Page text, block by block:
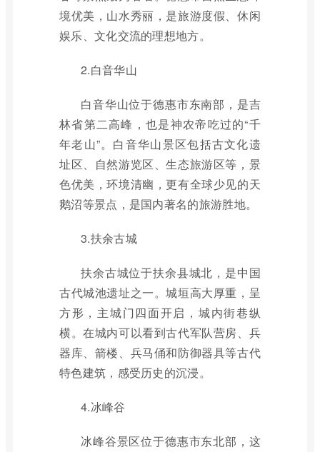
境优美，山水秀丽，是旅游度假、休闲
娱乐、文化交流的理想地方。
2.白音华山
白音华山位于德惠市东南部，是吉
林省第二高峰，也是神农帝吃过的“千
年老山”。白音华山景区包括古文化遗
址区、自然游览区、生态旅游区等，景
色优美，环境清幽，更有全球少见的天
鹅沼等景点，是国内著名的旅游胜地。
3.扶余古城
扶余古城位于扶余县城北，是中国
古代城池遗址之一。城垣高大厚重，呈
方形，主城门四面开启，城内街巷纵
横。在城内可以看到古代军队营房、兵
器库、箭楼、兵马俑和防御器具等古代
特色建筑，感受历史的沉浸。
4.冰峰谷
冰峰谷景区位于德惠市东北部，这